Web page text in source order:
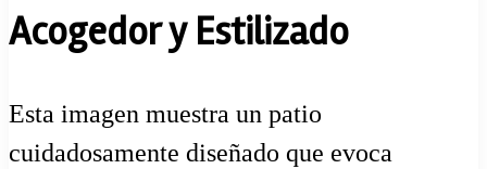
Acogedor y Estilizado
Esta imagen muestra un patio
cuidadosamente diseñado que evoca